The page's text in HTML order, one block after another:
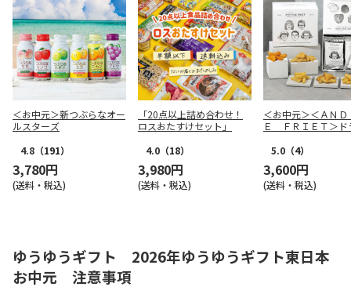
＜お中元＞新つぶらなオー
ルスターズ
4.8 （191）
3,780円
(送料・税込)
「20点以上詰め合わせ！
ロスおたすけセット」
4.0 （18）
3,980円
(送料・税込)
＜お中元＞＜ＡＮ
Ｅ ＦＲＩＥＴ＞ド
5.0 （4）
3,600円
(送料・税込)
ゆうゆうギフト 2026年ゆうゆうギフト東日本
お中元 注意事項